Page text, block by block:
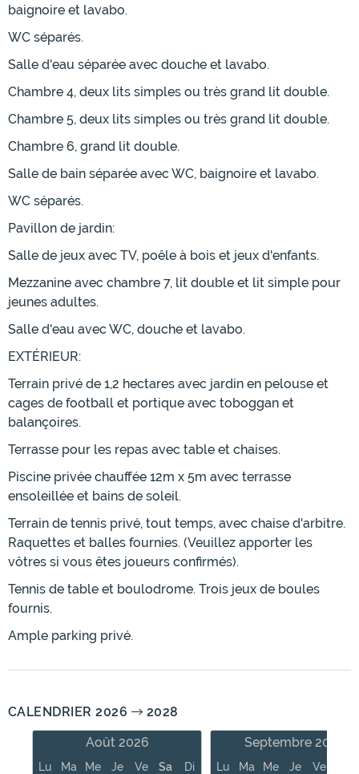
baignoire et lavabo.
WC séparés.
Salle d'eau séparée avec douche et lavabo.
Chambre 4, deux lits simples ou très grand lit double.
Chambre 5, deux lits simples ou très grand lit double.
Chambre 6, grand lit double.
Salle de bain séparée avec WC, baignoire et lavabo.
WC séparés.
Pavillon de jardin:
Salle de jeux avec TV, poêle à bois et jeux d'enfants.
Mezzanine avec chambre 7, lit double et lit simple pour
jeunes adultes.
Salle d'eau avec WC, douche et lavabo.
EXTÉRIEUR:
Terrain privé de 1,2 hectares avec jardin en pelouse et
cages de football et portique avec toboggan et
balançoires.
Terrasse pour les repas avec table et chaises.
Piscine privée chauffée 12m x 5m avec terrasse
ensoleillée et bains de soleil.
Terrain de tennis privé, tout temps, avec chaise d'arbitre.
Raquettes et balles fournies. (Veuillez apporter les
vôtres si vous êtes joueurs confirmés).
Tennis de table et boulodrome. Trois jeux de boules
fournis.
Ample parking privé.
CALENDRIER 2026
2028
Août 2026
Lu Ma Me Je Ve Sa Di
Septembre 2026
Lu Ma Me Je Ve